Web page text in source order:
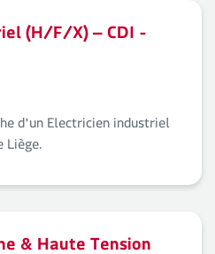
(H/F/X) – CDI -
d'un Electricien industriel